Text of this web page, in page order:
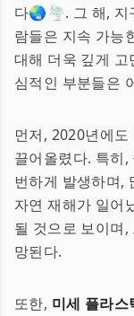
다🌏🌪. 그 해, 지
람들은 지속 가능
대해 더욱 깊게 고
심적인 부분들은
먼저, 2020년에
끌어올렸다. 특히
번하게 발생하며,
자연 재해가 일어
될 것으로 보이며
망된다.
또한, 미세 플라스